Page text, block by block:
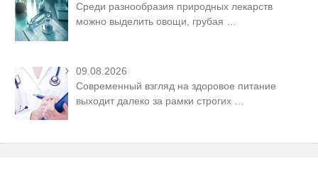
Среди разнообразия природных лекарств
можно выделить овощи, грубая …
09.08.2026
Современный взгляд на здоровое питание
выходит далеко за рамки строгих